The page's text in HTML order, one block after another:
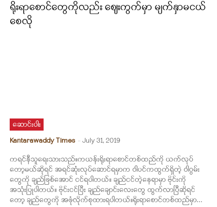
ရိုးရာစောင်တွေကိုလည်း ဈေးကွက်မှာ မျက်နှာမငယ်
စေလို
ဆောင်းပါး
Kantarawaddy Times - July 31, 2019
ကရင်နီသူရေးသားသည်။ကယန်းရိုးရာစောင်တစ်ထည်ကို ယက်လုပ်
တော့မယ်ဆိုရင် အရင်ဆုံးလုပ်ဆောင်ရမှာက ဝါပင်ကထွက်ရှိတဲ့ ဝါဂွမ်း
တွေကို ချည်ဖြစ်အောင် ငင်ရပါတယ်။ ချည်ငင်တဲ့နေရာမှာ ဗိုင်းကို
အသုံးပြုပါတယ်။ ဗိုင်းငင်ပြီး ချည်ချောင်းလေးတွေ ထွက်လာပြီဆိုရင်
တော့ ချည်တွေကို အဖုံလိုက်စုထားရပါတယ်။ရိုးရာစောင်တစ်ထည်မှာ...